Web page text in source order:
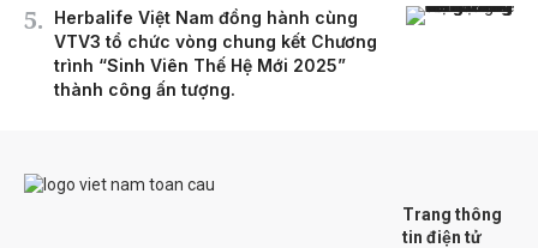
Herbalife Việt Nam đồng hành cùng
VTV3 tổ chức vòng chung kết Chương
trình “Sinh Viên Thế Hệ Mới 2025”
thành công ấn tượng.
Trang thông
tin điện tử